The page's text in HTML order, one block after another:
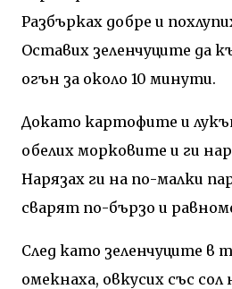
Разбърках добре и
Оставих зеленчуците да
огън за около 10 минути.
Докато картофите и
обелих морковите и ги
Нарязах ги на по-малки
сварят по-бързо и
След като зеленчуците в
омекнаха, овкусих със сол